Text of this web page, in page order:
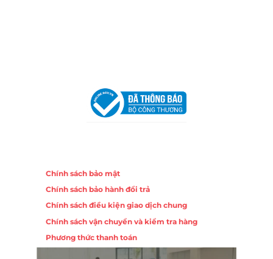
Chính sách bảo mật
Chính sách bảo hành đổi trả
Chính sách điều kiện giao dịch chung
Chính sách vận chuyển và kiểm tra hàng
Phương thức thanh toán